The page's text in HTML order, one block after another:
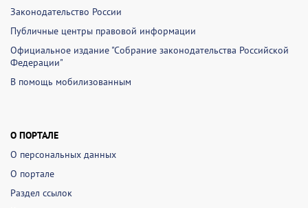
Законодательство России
Публичные центры правовой информации
Официальное издание "Собрание законодательства Российской
Федерации"
В помощь мобилизованным
О ПОРТАЛЕ
О персональных данных
О портале
Раздел ссылок